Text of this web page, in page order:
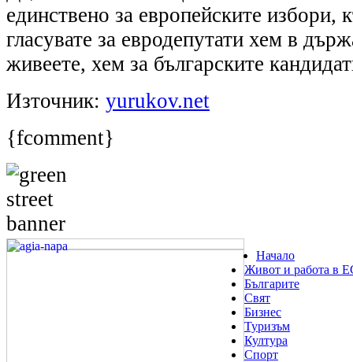
единствено за европейските избори,
гласувате за евродепутати хем в
живеете, хем за българските
Източник: yurukov.net
{fcomment}
Начало
Живот и работа в
Българите
Свят
Бизнес
Туризъм
Култура
Спорт